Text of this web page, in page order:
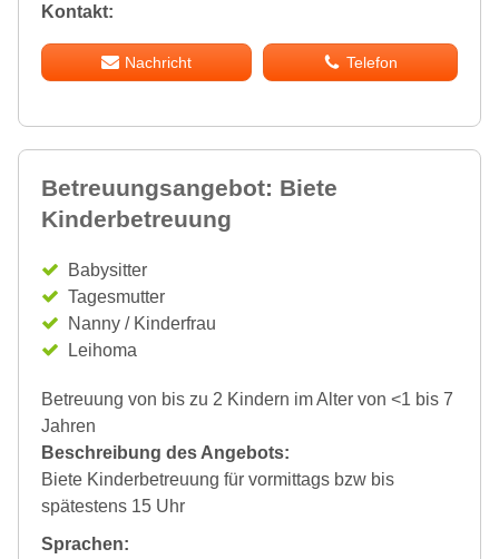
Kontakt:
Nachricht Telefon
Betreuungsangebot: Biete
Kinderbetreuung
Babysitter
Tagesmutter
Nanny / Kinderfrau
Leihoma
Betreuung von bis zu 2 Kindern im Alter von <1 bis 7
Jahren
Beschreibung des Angebots:
Biete Kinderbetreuung für vormittags bzw bis
spätestens 15 Uhr
Sprachen: